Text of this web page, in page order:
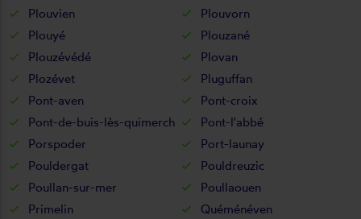
Plouvien
Plouvorn
Plouyé
Plouzané
Plouzévédé
Plovan
Plozévet
Pluguffan
Pont-aven
Pont-croix
Pont-de-buis-lès-quimerch
Pont-l'abbé
Porspoder
Port-launay
Pouldergat
Pouldreuzic
Poullan-sur-mer
Poullaouen
Primelin
Quéménéven